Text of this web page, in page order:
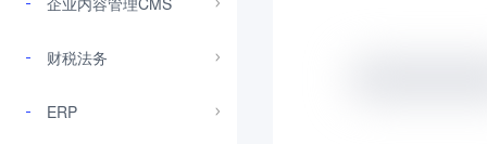
财税法务
ERP